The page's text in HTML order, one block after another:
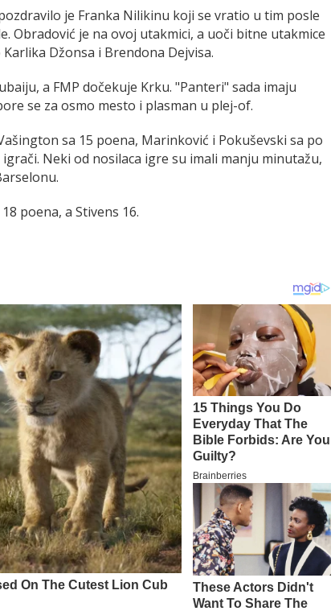
je Franka Nilikinu koji se vratio u tim posle
Obradović je na ovoj utakmici, a uoči bitne utakmice
Džonsa i Brendona Dejvisa.
a FMP dočekuje Krku. "Panteri" sada imaju
se za osmo mesto i plasman u plej-of.
sa 15 poena, Marinković i Pokuševski sa po
Neki od nosilaca igre su imali manju minutažu,
poena, a Stivens 16.